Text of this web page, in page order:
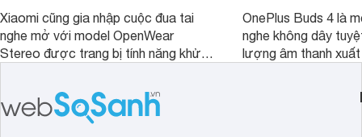
Xiaomi cũng gia nhập cuộc đua tai
nghe mở với model OpenWear
Stereo được trang bị tính năng khử
chất lượng âm thanh và hiệu quả khử
ồn của chiếc tai nghe Xiaomi này có
đủ sức thuyết phục người dùng?
OnePlus Buds 4 là
nghe không dây
lượng âm thanh
khử tiếng ồn ấn
tiến. Tuy nhiên,